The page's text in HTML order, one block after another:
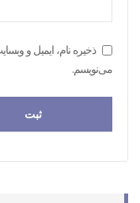
ذخیره نام، ایمیل و
می‌نویسم.